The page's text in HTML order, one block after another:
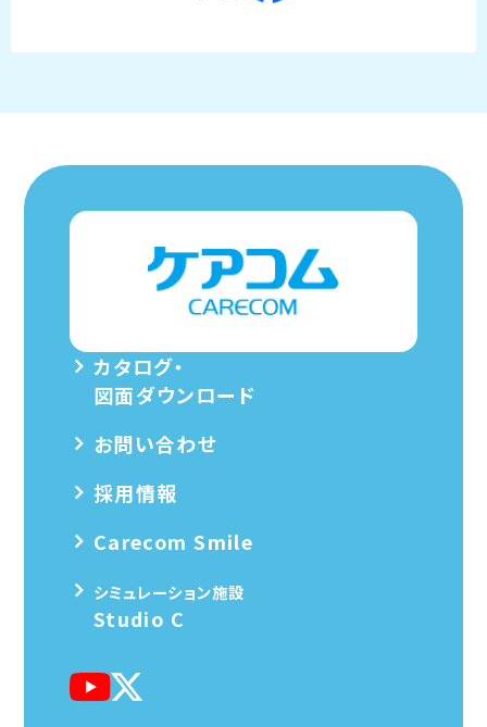
カタログ・
図面ダウンロード
お問い合わせ
採用情報
Carecom Smile
シミュレーション施設
Studio C